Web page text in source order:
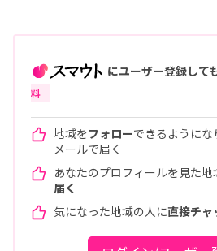
にユーザー登録して
料
地域をフォローできるようにな
メールで届く
あなたのプロフィールを見た地
届く
気になった地域の人に直接チャ